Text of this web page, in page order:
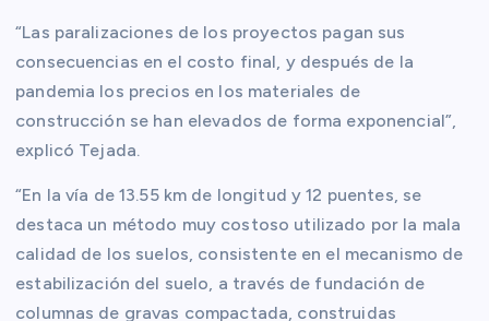
“Las paralizaciones de los proyectos pagan sus
consecuencias en el costo final, y después de la
pandemia los precios en los materiales de
construcción se han elevados de forma exponencial”,
explicó Tejada.
“En la vía de 13.55 km de longitud y 12 puentes, se
destaca un método muy costoso utilizado por la mala
calidad de los suelos, consistente en el mecanismo de
estabilización del suelo, a través de fundación de
columnas de gravas compactada, construidas